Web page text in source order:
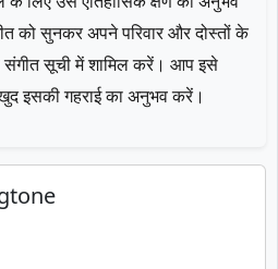
को सुनकर अपने परिवार और दोस्तों के
सूची में शामिल करें। आप इसे
इसकी गहराई का अनुभव करें।